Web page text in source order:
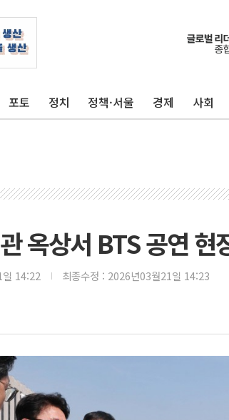
포토 정치 정책·서울 경제 사회
옥상서 BTS 공연 현
14:22 최종수정 : 2026년03월21일 14:23